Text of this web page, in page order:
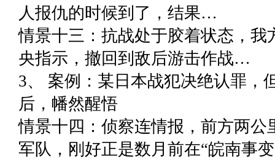
人报仇的时候到了，结果…
情景十三：抗战处于胶着状态，我
央指示，撤回到敌后游击作战…
3、 案例：某日本战犯决绝认罪，
后，幡然醒悟
情景十四：侦察连情报，前方两公
军队，刚好正是数月前在“皖南事